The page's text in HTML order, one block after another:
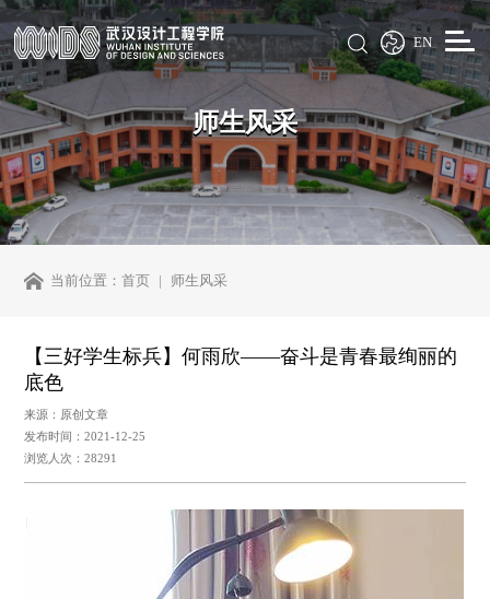
EN
师生风采
当前位置：首页 师生风采
【三好学生标兵】何雨欣——奋斗是青春最绚丽的
底色
来源：原创文章
发布时间：2021-12-25
浏览人次：28291